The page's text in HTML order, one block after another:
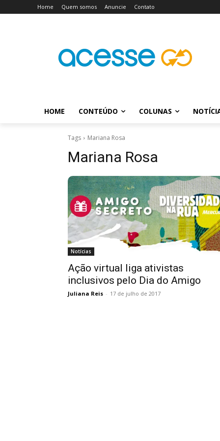
Home Quem somos Anuncie Contato
HOME CONTEÚDO COLUNAS
Tags Mariana Rosa
Mariana Rosa
Notícias
Ação virtual liga ativistas
inclusivos pelo Dia do Amigo
Juliana Reis - 17 de julho de 2017